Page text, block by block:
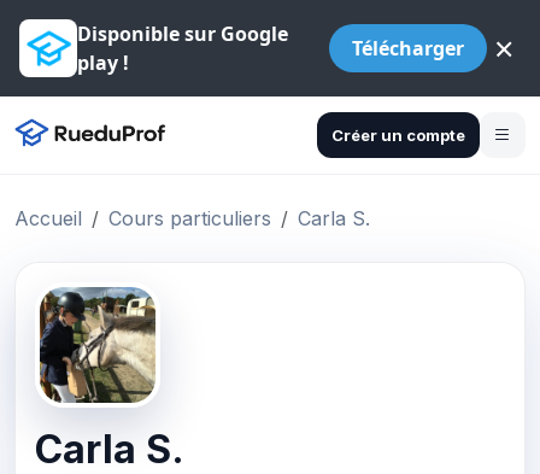
Disponible sur Google
play !
Télécharger ×
Créer un compte
Accueil Cours particuliers Carla S.
Carla S.